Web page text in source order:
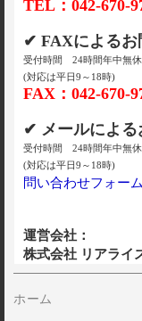
TEL：042-670-
✔ FAXによるお
受付時間 24時間年中無休
(対応は平日9～18時)
FAX：042-670-
✔ メールによる
受付時間 24時間年中無休
(対応は平日9～18時)
問い合わせフォーム
運営会社：
株式会社 リアライ
ホーム